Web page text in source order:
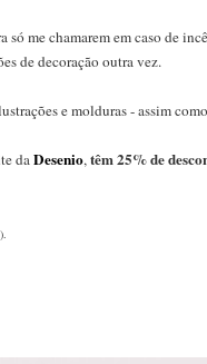
me chamarem em caso de
de decoração outra vez.
e molduras - assim
daDesenio,têm 25% de